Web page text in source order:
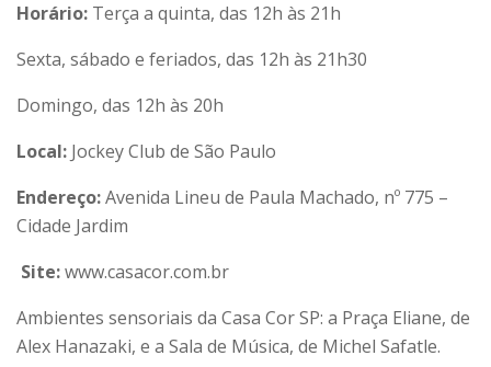
Horário: Terça a quinta, das 12h às 21h
Sexta, sábado e feriados, das 12h às 21h30
Domingo, das 12h às 20h
Local: Jockey Club de São Paulo
Endereço:Avenida Lineu de Paula Machado, nº 775 –
Cidade Jardim
Site:www.casacor.com.br
Ambientes sensoriais da Casa Cor SP: a Praça Eliane, de
Alex Hanazaki, e a Sala de Música, de Michel Safatle.